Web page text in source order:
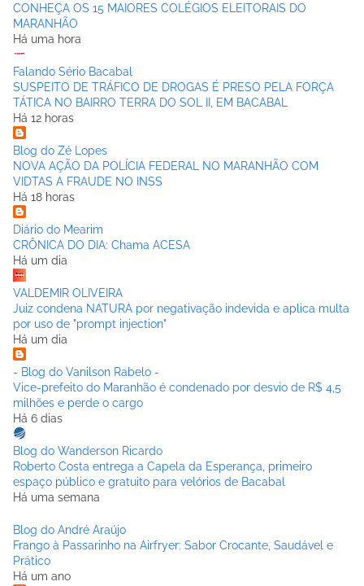
CONHEÇA OS 15 MAIORES COLÉGIOS ELEITORAIS DO
MARANHÃO
Há uma hora
Falando Sério Bacabal
SUSPEITO DE TRÁFICO DE DROGAS É PRESO PELA FORÇA
TÁTICA NO BAIRRO TERRA DO SOL II, EM BACABAL
Há 12 horas
Blog do Zé Lopes
NOVA AÇÃO DA POLÍCIA FEDERAL NO MARANHÃO COM
VIDTAS A FRAUDE NO INSS
Há 18 horas
Diário do Mearim
CRÔNICA DO DIA: Chama ACESA
Há um dia
VALDEMIR OLIVEIRA
Juiz condena NATURA por negativação indevida e aplica multa
por uso de "prompt injection"
Há um dia
- Blog do Vanilson Rabelo -
Vice-prefeito do Maranhão é condenado por desvio de R$ 4,5
milhões e perde o cargo
Há 6 dias
Blog do Wanderson Ricardo
Roberto Costa entrega a Capela da Esperança, primeiro
espaço público e gratuito para velórios de Bacabal
Há uma semana
Blog do André Araújo
Frango à Passarinho na Airfryer: Sabor Crocante, Saudável e
Prático
Há um ano